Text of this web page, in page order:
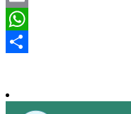
Email
WhatsApp